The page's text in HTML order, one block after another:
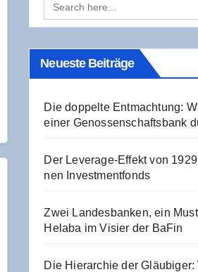
for:
Neu­es­te Beiträge
Die dop­pel­te Ent­mach­tung:
einer Genos­sen­schafts­bank
Der Levera­ge-Effekt von
nen Investmentfonds
Zwei Lan­des­ban­ken, ein
Hela­ba im Visier der BaFin
Die Hier­ar­chie der